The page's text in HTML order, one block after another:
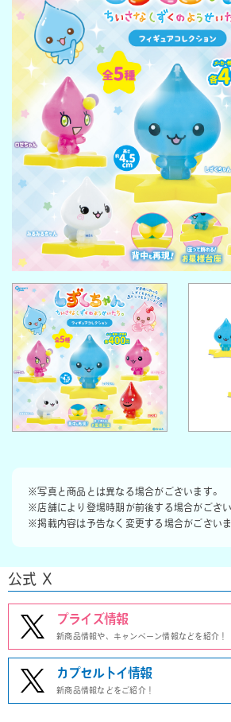
※写真と商品とは異なる場合がございます。
※店舗により登場時期が前後する場合がござい
※掲載内容は予告なく変更する場合がございま
公式 X
プライズ情報
新商品情報や、キャンペーン情報などを紹介！
カプセルトイ情報
新商品情報などをご紹介！